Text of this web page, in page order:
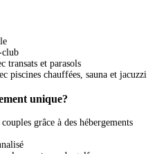
club
transats et parasols
piscines chauffées, sauna et jacuzzi
unique?
grâce à des hébergements